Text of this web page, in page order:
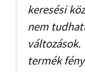
keresési
nem
változások.
termék